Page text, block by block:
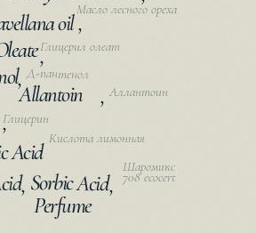
Масло лесного ореха
Глицерил олеат
Д-пантенол
Кислота лимонная
Шаромикс
708 ecocert
,
,
,
oil,
Глицерин
,
,
Allantoin
Acid
Sorbic Acid
Perfume
,
Аллантоин